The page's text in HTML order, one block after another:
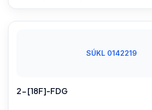
SÚKL 0142219
2-[18F]-FDG